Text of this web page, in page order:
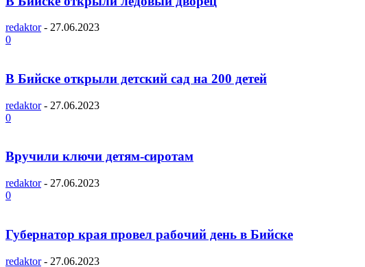
redaktor - 27.06.2023
0
В Бийске открыли детский сад на 200 детей
redaktor - 27.06.2023
0
Вручили ключи детям-сиротам
redaktor - 27.06.2023
0
Губернатор края провел рабочий день в Бийске
redaktor - 27.06.2023